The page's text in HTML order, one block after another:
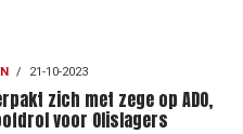
/ 21-10-2023
zich met zege op ADO,
voor Olislagers